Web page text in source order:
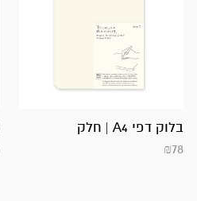
בלוק דפי A4 | חלק
₪78